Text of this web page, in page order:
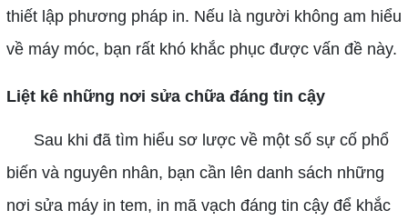
thiết lập phương pháp in. Nếu là người không am hiểu
về máy móc, bạn rất khó khắc phục được vấn đề này.
Liệt kê những nơi sửa chữa đáng tin cậy
Sau khi đã tìm hiểu sơ lược về một số sự cố phổ
biến và nguyên nhân, bạn cần lên danh sách những
nơi sửa máy in tem, in mã vạch đáng tin cậy để khắc